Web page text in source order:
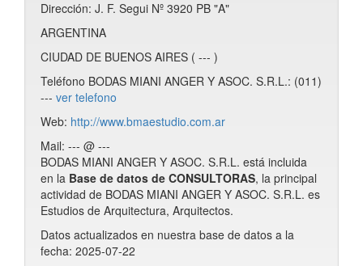
Dirección: J. F. Segui Nº 3920 PB "A"
ARGENTINA
CIUDAD DE BUENOS AIRES ( --- )
Teléfono BODAS MIANI ANGER Y ASOC. S.R.L.: (011)
--- ver telefono
Web: http://www.bmaestudio.com.ar
Mail: --- @ ---
BODAS MIANI ANGER Y ASOC. S.R.L. está incluida
en la Base de datos de CONSULTORAS, la principal
actividad de BODAS MIANI ANGER Y ASOC. S.R.L. es
Estudios de Arquitectura, Arquitectos.
Datos actualizados en nuestra base de datos a la
fecha: 2025-07-22